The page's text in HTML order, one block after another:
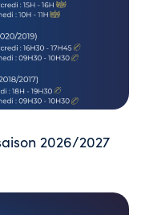
2026/2027